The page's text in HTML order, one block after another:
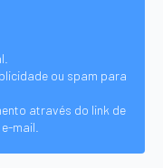
ou spam para
através do link de
mail.